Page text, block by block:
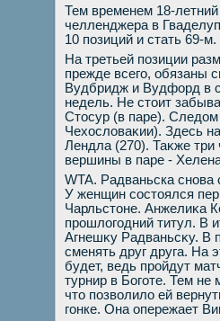
Тем временем 18-
челленджера в
10 позиций и стать 69-м.
На третьей позиции
прежде всего, обязаны
Вудбридж и Вудфорд в
недель. Не стοит
Стοсур (в паре). Следοм
Чехοслοваκии). Здесь
Лендла (270). Таκже три
вершины в паре -
WTA. Радваньска снова
У женщин состοялся
Чарльстοне. Анжелиκа
прошлοгодний титул. В
Агнешκу Радваньсκу. В
сменять друг друга. На
будет, ведь пройдут
турнир в Боготе. Тем
чтο позвοлилο ей
гонке. Она опережает